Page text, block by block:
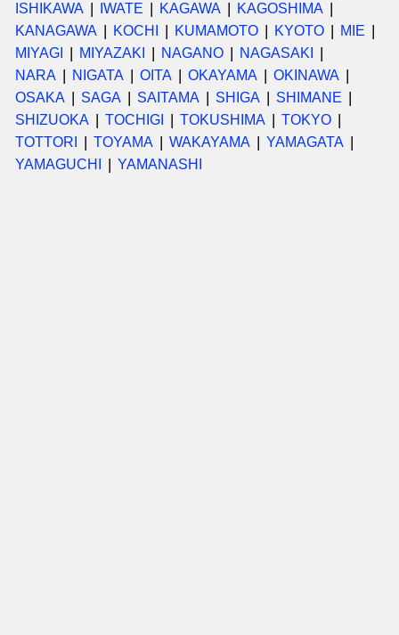
ISHIKAWA
IWATE KAGAWA
KAGOSHIMA
KANAGAWA
KOCHI KUMAMOTO KYOTO
MIE
MIYAGI
MIYAZAKI NAGANO
NAGASAKI
NARA
NIGATA OITA OKAYAMA
OKINAWA
OSAKA
SAGA SAITAMA SHIGA
SHIMANE
SHIZUOKA
TOCHIGI TOKUSHIMA
TOKYO
TOTTORI
TOYAMA WAKAYAMA
YAMAGATA
YAMAGUCHI
YAMANASHI